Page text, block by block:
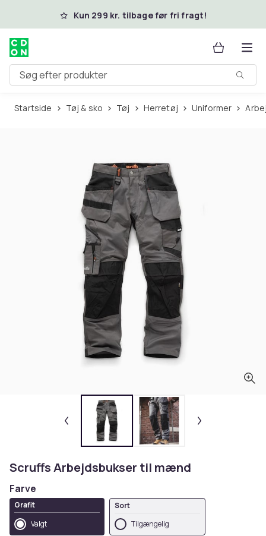
Spring til hovedindhold
Kun 299 kr. tilbage før fri fragt!
Søg efter produkter
Startside Tøj & sko Tøj Herretøj Uniformer
Scruffs Arbejdsbukser til mænd
Farve
Grafit
Valgt
Sort
Tilgængelig